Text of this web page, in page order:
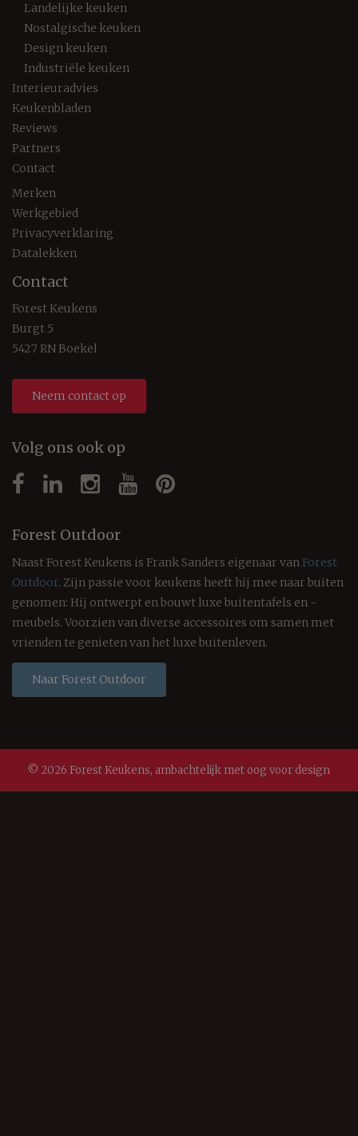
Landelijke keuken
Nostalgische keuken
Design keuken
Industriële keuken
Interieuradvies
Keukenbladen
Reviews
Partners
Contact
Merken
Werkgebied
Privacyverklaring
Datalekken
Contact
Forest Keukens
Burgt 5
5427 RN Boekel
Neem contact op
Volg ons ook op
Forest Outdoor
Naast Forest Keukens is Frank Sanders eigenaar van Forest
Outdoor. Zijn passie voor keukens heeft hij mee naar buiten
genomen: Hij ontwerpt en bouwt luxe buitentafels en -
meubels. Voorzien van diverse accessoires om samen met
vrienden te genieten van het luxe buitenleven.
Naar Forest Outdoor
© 2026 Forest Keukens, ambachtelijk met oog voor design